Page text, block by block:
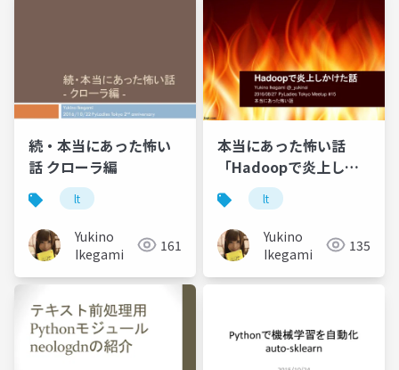
続・本当にあった怖い
話 クローラ編
lt
Yukino
Ikegami
161
本当にあった怖い話
「Hadoopで炎上しか
けた話」
lt
Yukino
Ikegami
135